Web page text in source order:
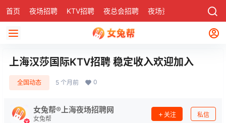
首页 夜场招聘 KTV招聘 夜总会招聘 夜场资讯 社区
上海汉莎国际KTV招聘 稳定收入欢迎加入
全国动态 5 个月前 0
女兔帮®上海夜场招聘网
女兔帮
关注 私信